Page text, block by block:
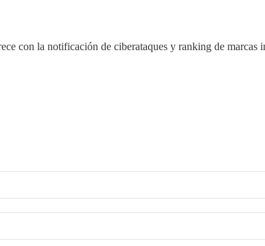
con la notificación de ciberataques y ranking de marcas